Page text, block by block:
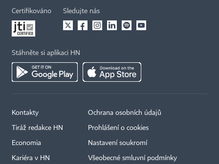
Certifikováno Sledujte nás
Stáhněte si aplikaci HN
Kontakty
Tiráž redakce HN
Economia
Kariéra v HN
Ochrana osobních údajů
Prohlášení o cookies
Nastavení soukromí
Všeobecné smluvní podmínky